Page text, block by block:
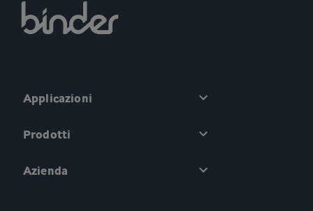
Applicazioni
Prodotti
Azienda